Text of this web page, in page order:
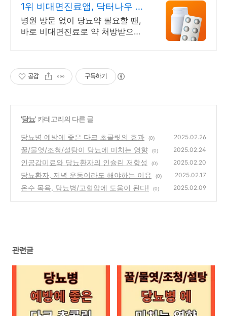
1위 비대면진료앱, 닥터나우 앱
다운로드 800만 돌파!
병원 방문 없이 당뇨약 필요할 땐,
바로 비대면진료로 약 처방받으세
공감 구독하기
'당뇨' 카테고리의 다른 글
당뇨병 예방에 좋은 다크 초콜릿의 효과 (0) 2025.02.26
꿀/물엿/조청/설탕이 당뇨에 미치는 영향 (0) 2025.02.24
인공감미료와 당뇨환자의 인슐린 저항성 (0) 2025.02.20
당뇨환자, 저녁 운동이라도 해야하는 이유 (0) 2025.02.17
온수 목욕, 당뇨병/고혈압에 도움이 된다! (0) 2025.02.09
관련글